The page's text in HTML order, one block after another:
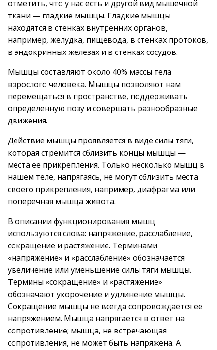
отметить, что у нас есть и другой вид мышечной
ткани — гладкие мышцы. Гладкие мышцы
находятся в стенках внутренних органов,
например, желудка, пищевода, в стенках протоков,
в эндокринных железах и в стенках сосудов.
Мышцы составляют около 40% массы тела
взрослого человека. Мышцы позволяют нам
перемещаться в пространстве, поддерживать
определенную позу и совершать разнообразные
движения.
Действие мышцы проявляется в виде силы тяги,
которая стремится сблизить концы мышцы —
места ее прикрепления. Только несколько мышц в
нашем теле, напрягаясь, не могут сблизить места
своего прикрепления, например, диафрагма или
поперечная мышца живота.
В описании функционирования мышц
используются слова: напряжение, расслабление,
сокращение и растяжение. Терминами
«напряжение» и «расслабление» обозначается
увеличение или уменьшение силы тяги мышцы.
Термины «сокращение» и «растяжение»
обозначают укорочение и удлинение мышцы.
Сокращение мышцы не всегда сопровождается ее
напряжением. Мышца напрягается в ответ на
сопротивление; мышца, не встречающая
сопротивления, не может быть напряжена. А